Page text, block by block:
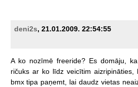
deni2s, 21.01.2009. 22:54:55
A ko nozīmē freeride? Es domāju, ka
ričuks ar ko līdz veicītim aizripināties,
bmx tipa paņemt, lai daudz vietas